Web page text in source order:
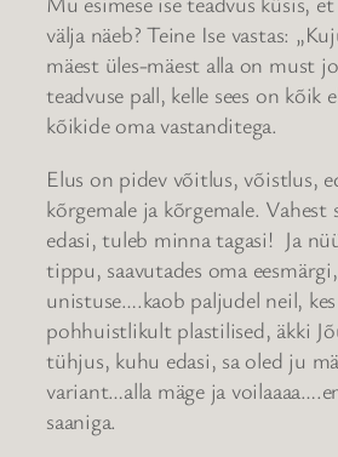
välja näeb? Teine Ise vastas:
mäest üles-mäest alla on must
teadvuse pall, kelle sees on kõik
kõikide oma vastanditega.
Elus on pidev võitlus, võistlus,
kõrgemale ja kõrgemale. Vahest
edasi, tuleb minna tagasi! Ja
tippu, saavutades oma
unistuse….kaob paljudel neil,
pohhuistlikult plastilised, äkki
tühjus, kuhu edasi, sa oled ju
variant…alla mäge ja
saaniga.